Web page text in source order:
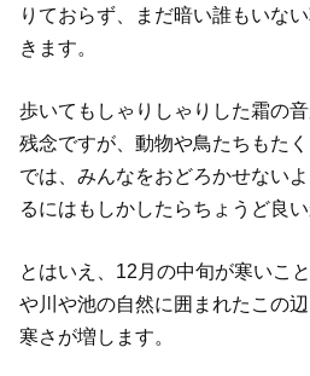
りておらず、まだ暗い誰もいな
きます。
歩いてもしゃりしゃりした霜の
残念ですが、動物や鳥たちもた
では、みんなをおどろかせない
るにはもしかしたらちょうど良
とはいえ、12月の中旬が寒いこ
や川や池の自然に囲まれたこの
寒さが増します。